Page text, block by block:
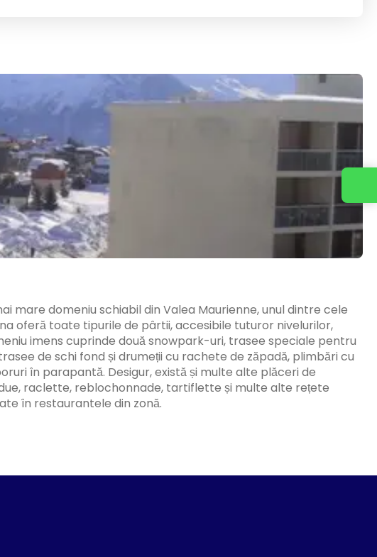
mare domeniu schiabil din Valea Maurienne, unul dintre cele
oferă toate tipurile de pârtii, accesibile tuturor nivelurilor,
imens cuprinde două snowpark-uri, trasee speciale pentru
de schi fond și drumeții cu rachete de zăpadă, plimbări cu
în parapantă. Desigur, există și multe alte plăceri de
raclette, reblochonnade, tartiflette și multe alte rețete
în restaurantele din zonă.